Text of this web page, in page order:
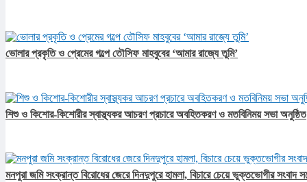
ভোলার প্রকৃতি ও প্রেমের গল্পে তৌসিফ মাহবুবের ‘আমার রাজ্যে তুমি’
শিশু ও কিশোর-কিশোরীর স্বাস্থ্যকর আচরণ প্রচারে অবহিতকরণ ও মতবিনিময় সভা অনুষ্ঠিত
মনপুরা জমি সংক্রান্ত বিরোধের জেরে দিনদুপুরে হামলা, বিচারে চেয়ে ভুক্তভোগীর সংবাদ